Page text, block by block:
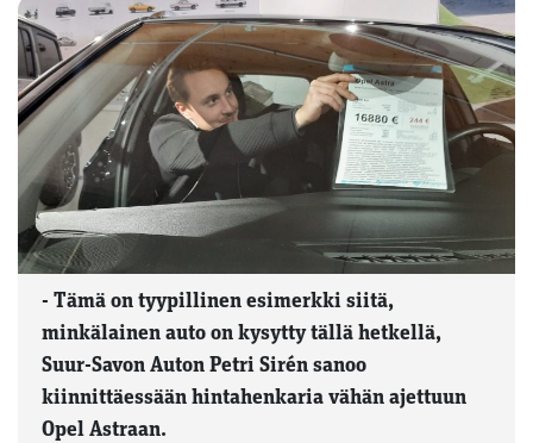
- Tämä on tyypillinen esimerkki siitä,
minkälainen auto on kysytty tällä hetkellä,
Suur-Savon Auton Petri Sirén sanoo
kiinnittäessään hintahenkaria vähän ajettuun
Opel Astraan.